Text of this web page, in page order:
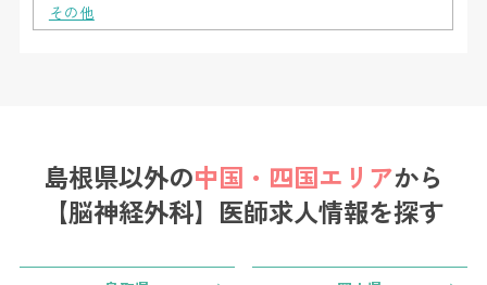
その他
島根県以外の中国・四国エリアから
【脳神経外科】医師求人情報を探す